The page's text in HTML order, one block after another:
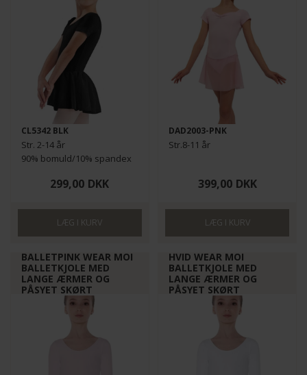
CL5342 BLK
Str. 2-14 år
90% bomuld/10% spandex
299,00 DKK
DAD2003-PNK
Str.8-11 år
399,00 DKK
BALLETPINK WEAR MOI
BALLETKJOLE MED
LANGE ÆRMER OG
PÅSYET SKØRT
HVID WEAR MOI
BALLETKJOLE MED
LANGE ÆRMER OG
PÅSYET SKØRT